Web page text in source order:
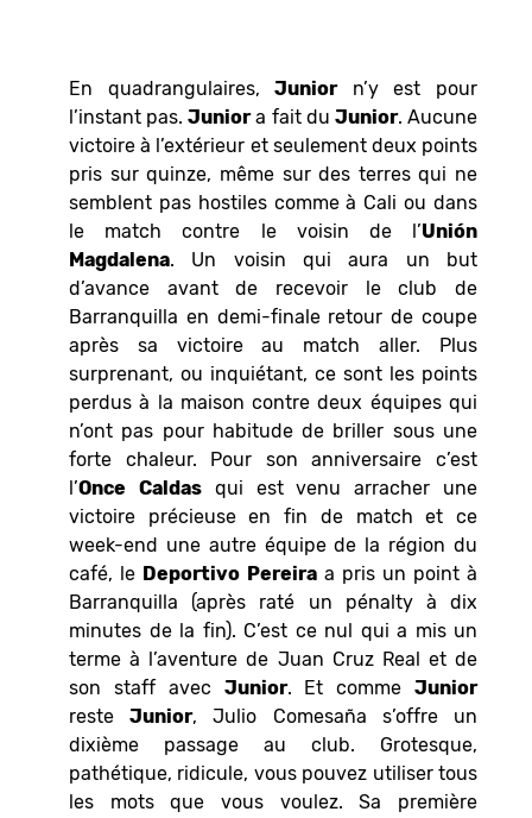
En quadrangulaires,Juniorn’y est pour
l’instant pas.Juniora fait du Junior. Aucune
victoire à l’extérieur et seulement deux points
pris sur quinze, même sur des terres qui ne
semblent pas hostiles comme à Cali ou dans
le match contre le voisin de l’Unión
Magdalena. Un voisin qui aura un but
d’avance avant de recevoir le club de
Barranquilla en demi-finale retour de coupe
après sa victoire au match aller. Plus
surprenant, ou inquiétant, ce sont les points
perdus à la maison contre deux équipes qui
n’ont pas pour habitude de briller sous une
forte chaleur. Pour son anniversaire c’est
l’Once Caldasqui est venu arracher une
victoire précieuse en fin de match et ce
week-end une autre équipe de la région du
café, le Deportivo Pereira a pris un point à
Barranquilla (après raté un pénalty à dix
minutes de la fin). C’est ce nul qui a mis un
terme à l’aventure de Juan Cruz Real et de
son staff avec Junior. Et comme Junior
resteJunior, Julio Comesaña s’offre un
dixième passage au club. Grotesque,
pathétique, ridicule, vous pouvez utiliser tous
les mots que vous voulez. Sa première